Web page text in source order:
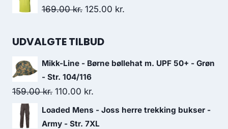
was:
is:
169.00kr. Original
was:
125.00 kr.
UDVALGTE TILBUD
Mikk-Line - Børne bøllehat m. UPF 50+ - Grøn
- Str. 104/116
159.00kr. Original
price
was:
110.00 kr.
price
is:
Loaded Mens - Joss herre trekking bukser -
Army - Str. 7XL